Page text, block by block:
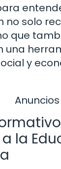
no solo
que
una
y
Anuncios
la